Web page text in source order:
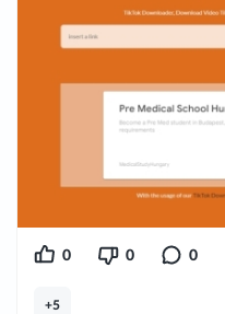
0 0 0
+5